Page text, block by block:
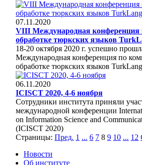
07.11.2020
VIII Международная конференция
обработке тюркских языков
18-20 октября 2020 г. успешно
Международная конференция по
обработке тюркских языков
06.11.2020
ICISCT 2020, 4-6 ноября
Сотрудники института приняли
международной конференции
on Information Science and
(ICISCT 2020)
Страницы: Пред. 1 ... 6 7 8 9 10 ... 12
Новости
Об институте